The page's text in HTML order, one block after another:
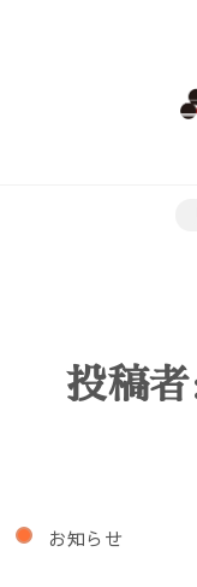
投稿
お知らせ